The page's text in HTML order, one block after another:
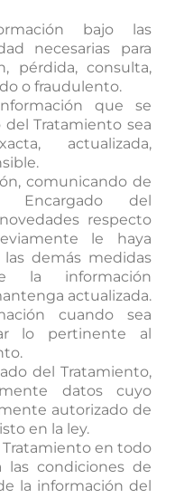
bajo las
necesarias para
pérdida, consulta,
o fraudulento.
que se
Tratamiento sea
actualizada,
comunicando de
del
respecto
le haya
demás medidas
la información
actualizada.
cuando sea
lo pertinente al
del Tratamiento,
datos cuyo
autorizado de
en la ley.
Tratamiento en todo
condiciones de
la información del